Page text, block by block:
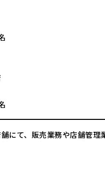
にて、販売業務や店舗管理